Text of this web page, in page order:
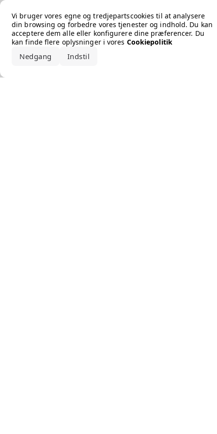
Vi bruger vores egne og tredjepartscookies til at analysere
din browsing og forbedre vores tjenester og indhold. Du kan
acceptere dem alle eller konfigurere dine præferencer. Du
kan finde flere oplysninger i vores Cookiepolitik
Nedgang Indstil
Error loading the brand